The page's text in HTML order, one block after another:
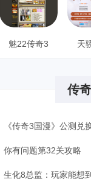
魅22传奇3 天
传
《传奇3国漫》公测兑
你有问题第32关攻略
生化8总监：玩家能想